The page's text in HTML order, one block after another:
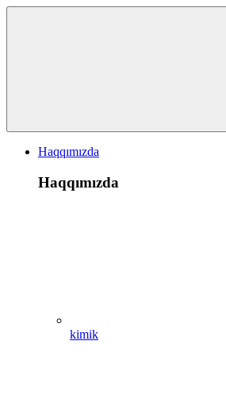
Haqqımızda
Haqqımızda
kimik